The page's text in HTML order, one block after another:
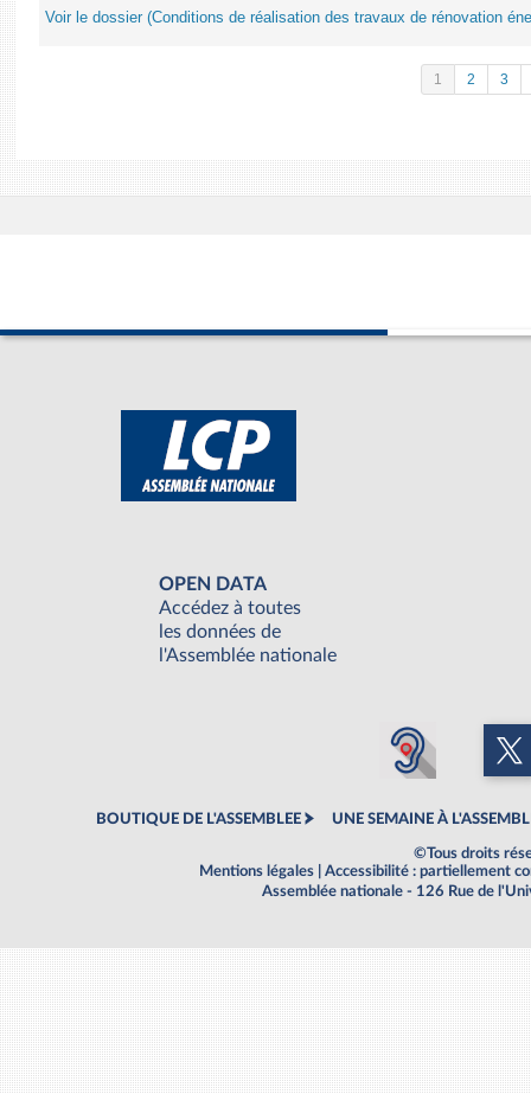
Voir le dossier (Conditions de réalisation des travaux de rénovation
1 2 3
OPEN DATA
Accédez à toutes
les données de
l'Assemblée nationale
BOUTIQUE DE L'ASSEMBLEE UNE SEMAINE À
©Tous droits
Mentions légales
Accessibilité : partiellement
Assemblée nationale - 126 Rue de